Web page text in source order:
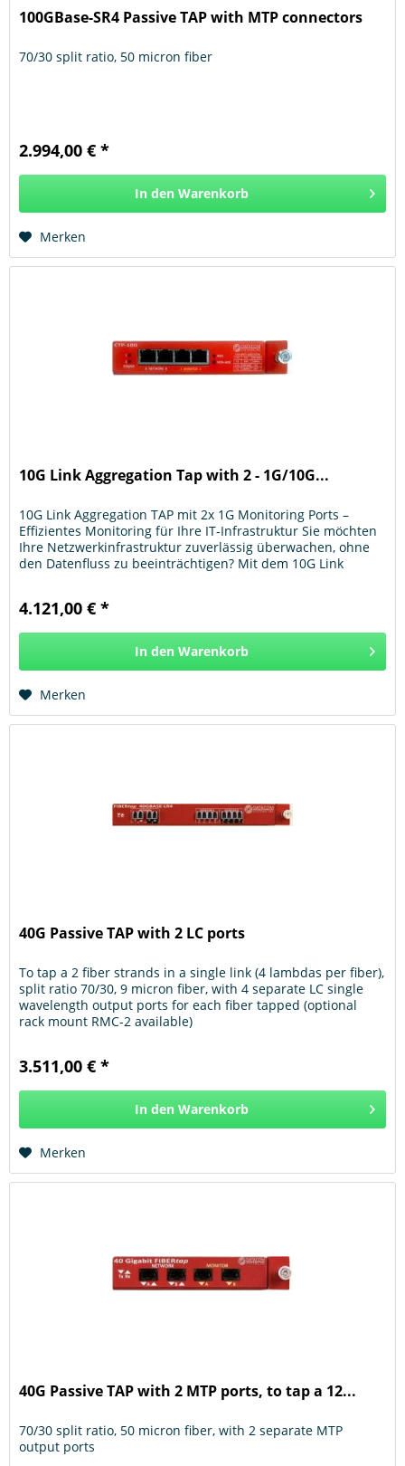
100GBase-SR4 Passive TAP with MTP connectors
70/30 split ratio, 50 micron fiber
2.994,00 € *
In den Warenkorb
Merken
10G Link Aggregation Tap with 2 - 1G/10G...
10G Link Aggregation TAP mit 2x 1G Monitoring Ports –
Effizientes Monitoring für Ihre IT-Infrastruktur Sie möchten
Ihre Netzwerkinfrastruktur zuverlässig überwachen, ohne
den Datenfluss zu beeinträchtigen? Mit dem 10G Link
4.121,00 € *
In den Warenkorb
Merken
40G Passive TAP with 2 LC ports
To tap a 2 fiber strands in a single link (4 lambdas per fiber),
split ratio 70/30, 9 micron fiber, with 4 separate LC single
wavelength output ports for each fiber tapped (optional
rack mount RMC-2 available)
3.511,00 € *
In den Warenkorb
Merken
40G Passive TAP with 2 MTP ports, to tap a 12...
70/30 split ratio, 50 micron fiber, with 2 separate MTP
output ports